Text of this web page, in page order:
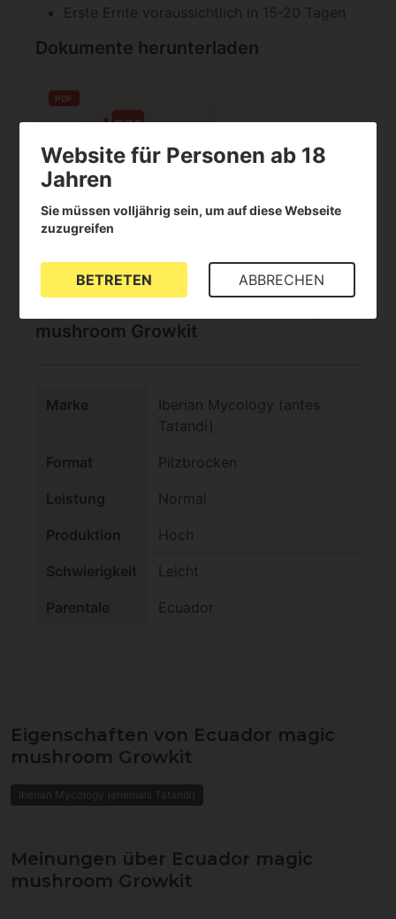
Erste Ernte voraussichtlich in 15-20 Tagen
Dokumente herunterladen
PDF
mycology.pdf
mushroom Growkit
Marke
Iberian Mycology (antes
Tatandi)
Format Pilzbrocken
Leistung Normal
Produktion Hoch
Schwierigkeit Leicht
Parentale Ecuador
Eigenschaften von Ecuador magic
mushroom Growkit
Iberian Mycology (ehemals Tatandi)
Meinungen über Ecuador magic
mushroom Growkit
Website für Personen ab 18
Jahren
Sie müssen volljährig sein, um auf diese Webseite
zuzugreifen
BETRETEN ABBRECHEN